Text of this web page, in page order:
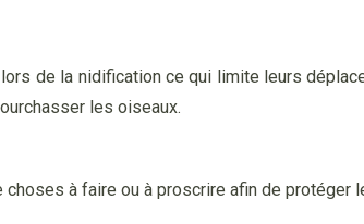
de la nidification ce qui limite leurs
les oiseaux.
choses à faire ou à proscrire afin de